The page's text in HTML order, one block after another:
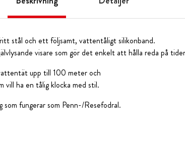
stål och ett följsamt, vattentåligt silikonband.
visare som gör det enkelt att hålla reda på
upp till 100 meter och
vill ha en tålig klocka med stil.
fungerar som Penn-/Resefodral.